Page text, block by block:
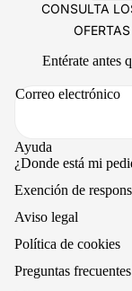
CONSULTA
Entérate antes
Correo electrónico
Ayuda
¿Donde está mi
Exención de
Aviso legal
Política de cookies
Preguntas frecuentes